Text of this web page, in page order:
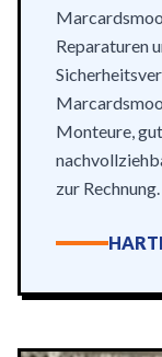
Reparaturen
Monteure,
zur Rechnung.